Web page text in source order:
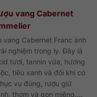
vang Cabernet
vang Cabernet Franc ảnh
nghiệm trong ly. Đây là
tươi, tannin vừa, hương
tiêu xanh và đôi khi có
vụ đúng, rượu giữ
thơm và gọn miệng....